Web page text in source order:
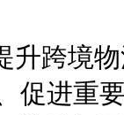
升跨境
促进重